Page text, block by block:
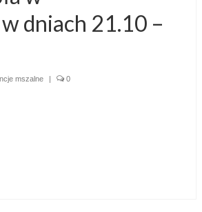
dniach 21.10 –
mszalne | 0